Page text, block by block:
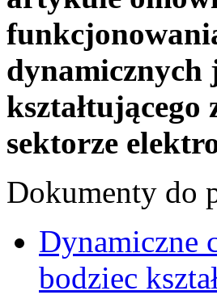
dynamicznych
sektorze
Dokumenty do
Dynamiczne
bodziec